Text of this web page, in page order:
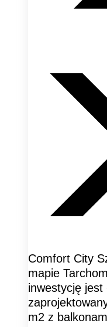
Comfort City
mapie
inwestycję
m2 z